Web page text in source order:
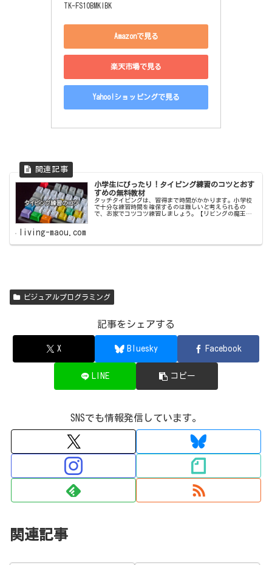
TK-FS10BMKIBK
Amazonで見る
楽天市場で見る
Yahoo!ショッピングで見る
小学生にぴったり！タイピング練習のコツとおす
すめの無料教材
タッチタイピングは、習得まで時間がかかります。小学校
で十分な練習時間を確保するのは難しいと考えられるの
で、お家でコツコツ練習しましょう。【リビングの魔王】
living-maou.com
ビジュアルプログラミング
記事をシェアする
X Bluesky Facebook
LINE コピー
SNSでも情報発信しています。
関連記事